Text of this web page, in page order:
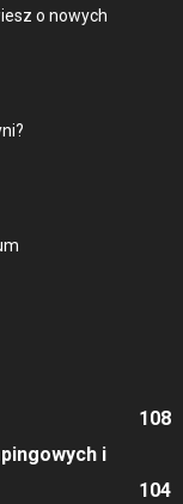
o nowych
108
i
104